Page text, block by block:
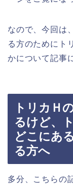
なので、今回は
る方のためにト
かについて記事
トリカＨ
るけど、
どこにあ
る方へ
多分、こちらの